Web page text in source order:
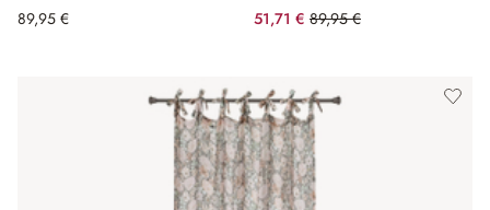
89,95 € 51,71 € 89,95 €
(42.51%spared)